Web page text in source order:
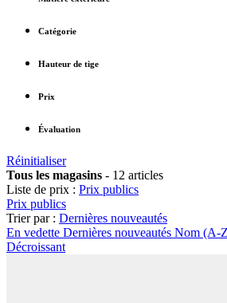
Catégorie
Hauteur de tige
Prix
Évaluation
Réinitialiser
Tous les magasins - 12 articles
Liste de prix : Prix publics
Prix publics
Trier par : Dernières nouveautés
En vedette Dernières nouveautés Nom (A-
Décroissant